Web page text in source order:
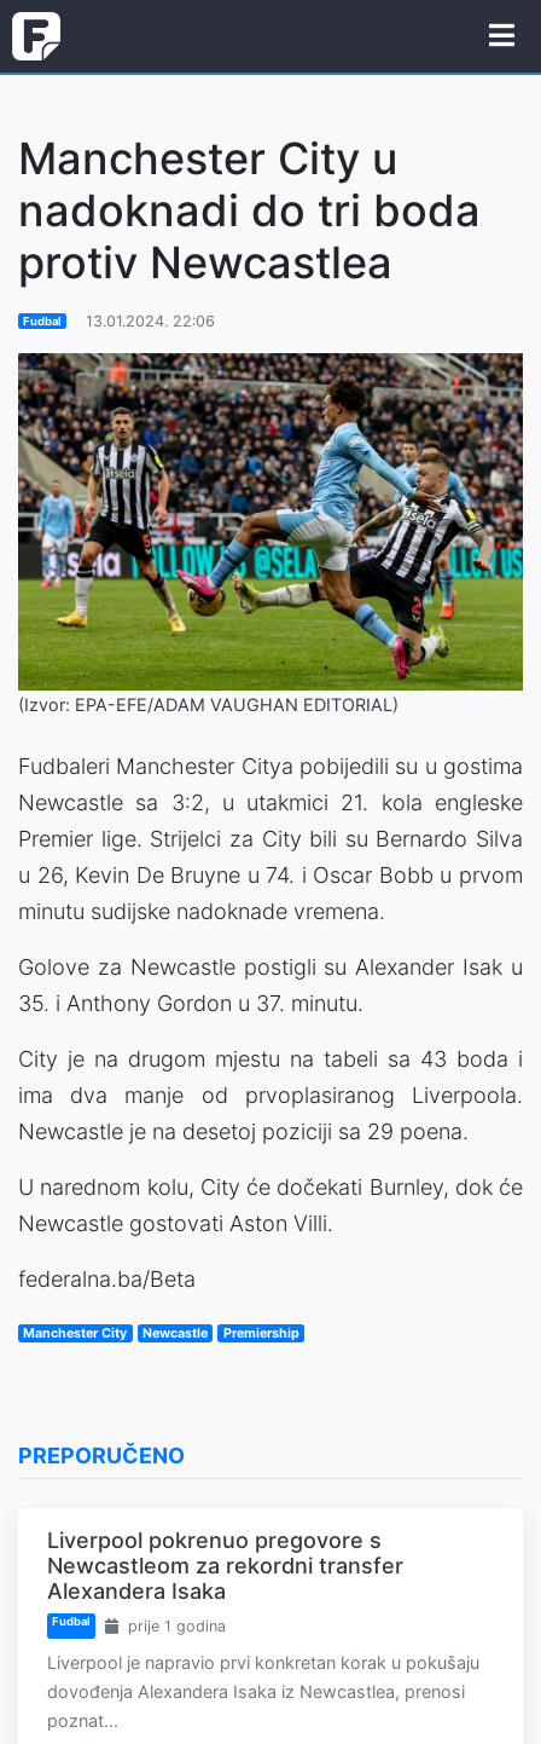
Manchester City u
nadoknadi do tri boda
protiv Newcastlea
Fudbal 13.01.2024. 22:06
(Izvor: EPA-EFE/ADAM VAUGHAN EDITORIAL)
Fudbaleri Manchester Citya pobijedili su u gostima
Newcastle sa 3:2, u utakmici 21. kola engleske
Premier lige. Strijelci za City bili su Bernardo Silva
u 26, Kevin De Bruyne u 74. i Oscar Bobb u prvom
minutu sudijske nadoknade vremena.
Golove za Newcastle postigli su Alexander Isak u
35. i Anthony Gordon u 37. minutu.
City je na drugom mjestu na tabeli sa 43 boda i
ima dva manje od prvoplasiranog Liverpoola.
Newcastle je na desetoj poziciji sa 29 poena.
U narednom kolu, City će dočekati Burnley, dok će
Newcastle gostovati Aston Villi.
federalna.ba/Beta
Manchester City Newcastle Premiership
PREPORUČENO
Liverpool pokrenuo pregovore s
Newcastleom za rekordni transfer
Alexandera Isaka
Fudbal prije 1 godina
Liverpool je napravio prvi konkretan korak u pokušaju
dovođenja Alexandera Isaka iz Newcastlea, prenosi
poznat...